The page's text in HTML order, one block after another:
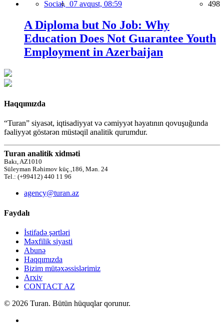
Social, 07 avqust, 08:59 498
A Diploma but No Job: Why
Education Does Not Guarantee Youth
Employment in Azerbaijan
Haqqımızda
“Turan” siyasət, iqtisadiyyat və cəmiyyət həyatının qovuşuğunda
fəaliyyət göstərən müstəqil analitik qurumdur.
Turan analitik xidməti
Bakı, AZ1010
Süleyman Rəhimov küç.,186, Mən. 24
Tel.: (+99412) 440 11 96
agency@turan.az
Faydalı
İstifadə şərtləri
Məxfilik siyasti
Abunə
Haqqımızda
Bizim mütəxəssislərimiz
Arxiv
CONTACT AZ
© 2026 Turan. Bütün hüquqlar qorunur.